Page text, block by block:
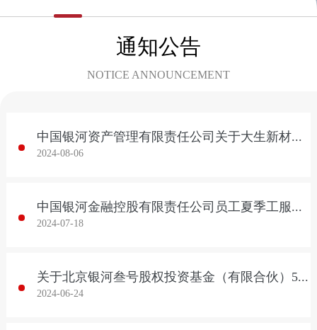
通知公告
NOTICE ANNOUNCEMENT
中国银河资产管理有限责任公司关于大生新材料等13户不良债权资产的营销公告
2024-08-06
中国银河金融控股有限责任公司员工夏季工服采购结果公告
2024-07-18
关于北京银河叁号股权投资基金（有限合伙）50.01%份额的营销公告
2024-06-24